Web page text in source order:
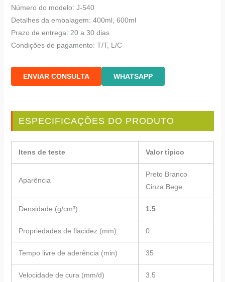
Número do modelo: J-540
Detalhes da embalagem: 400ml, 600ml
Prazo de entrega: 20 a 30 dias
Condições de pagamento: T/T, L/C
ENVIAR CONSULTA WHATSAPP
ESPECIFICAÇÕES DO PRODUTO
Itens de teste Valor típico
Aparência
Preto Branco
Cinza Bege
Densidade (g/cm³) 1.5
Propriedades de flacidez (mm) 0
Tempo livre de aderência (min) 35
Velocidade de cura (mm/d) 3.5